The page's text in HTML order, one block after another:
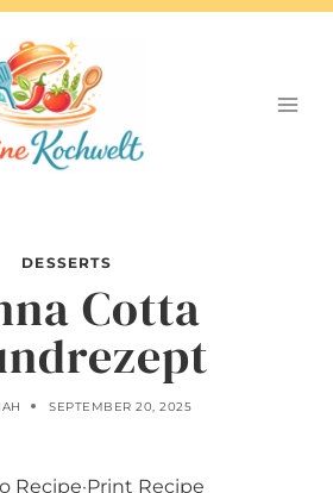
DESSERTS
Cotta
SEPTEMBER 20, 2025
Recipe·Print Recipe